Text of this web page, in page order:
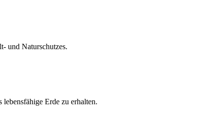
und Naturschutzes.
Erde zu erhalten.